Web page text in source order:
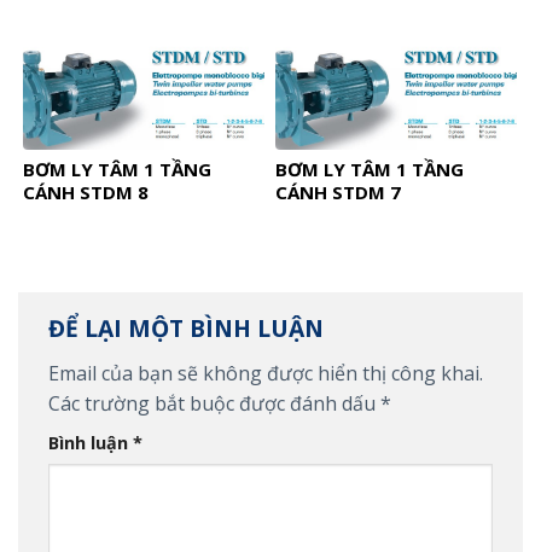
BƠM LY TÂM 1 TẦNG
CÁNH STDM 8
BƠM LY TÂM 1 TẦNG
CÁNH STDM 7
ĐỂ LẠI MỘT BÌNH LUẬN
Email của bạn sẽ không được hiển thị công khai.
Các trường bắt buộc được đánh dấu *
Bình luận *